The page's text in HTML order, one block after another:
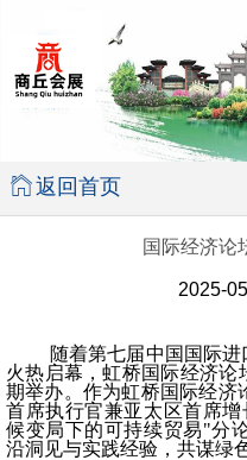
返回首页
国际经济论
2025-
随着第七届中国国际
火热启幕，虹桥国际经济
期举办。作为虹桥国际经济
首席执行官兼亚太区首席
候变局下的可持续贸易"分
沿洞见与实践经验，共谋绿